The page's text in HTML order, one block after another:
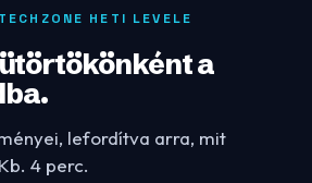
HETI LEVELE
a
lefordítva arra, mit
4 perc.